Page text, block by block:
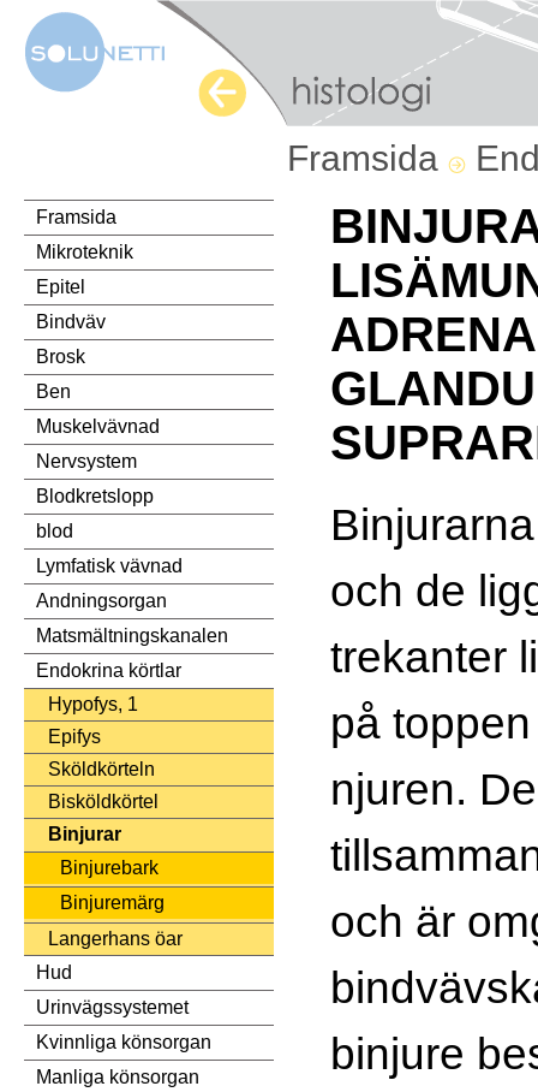
Framsida
Framsida
Mikroteknik
Epitel
Bindväv
Brosk
Ben
Muskelvävnad
Nervsystem
Blodkretslopp
blod
Lymfatisk vävnad
Andningsorgan
Matsmältningskanalen
Endokrina körtlar
Hypofys, 1
Epifys
Sköldkörteln
Bisköldkörtel
Binjurar
Binjurebark
Binjuremärg
Langerhans öar
Hud
Urinvägssystemet
Kvinnliga könsorgan
Manliga könsorgan
och de
trekanter
på
njuren.
och är
binjure